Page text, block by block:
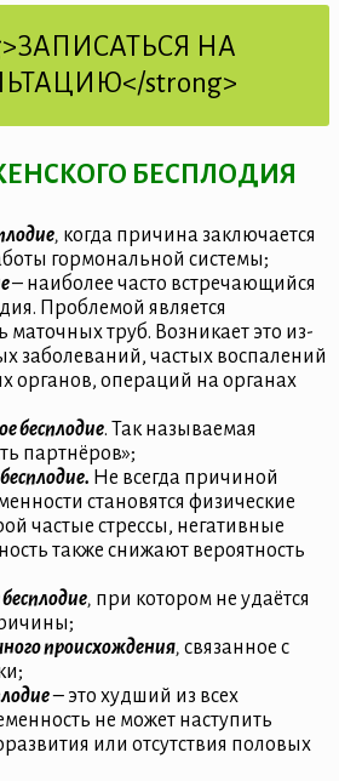
НА
strong>
БЕСПЛОДИЯ
, когда причина заключается
гормональной системы;
– наиболее часто встречающийся
Проблемой является
маточных труб. Возникает это из-
заболеваний, частых воспалений
органов, операций на органах
бесплодие. Так называемая
партнёров»;
Не всегда причиной
становятся физические
частые стрессы, негативные
также снижают вероятность
, при котором не удаётся
происхождения, связанное с
– это худший из всех
не может наступить
или отсутствия половых